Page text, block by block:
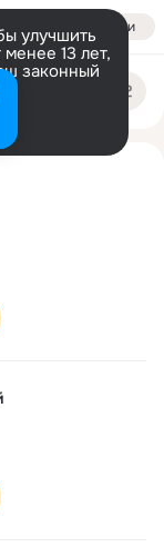
Войти
улучшить
13 лет,
законный